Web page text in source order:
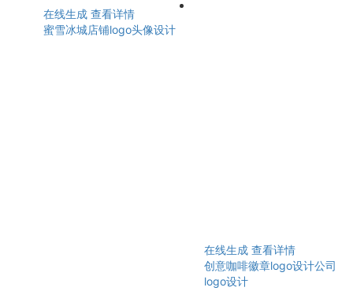
在线生成 查看详情
蜜雪冰城店铺logo头像设计
在线生成 查看详情
创意咖啡徽章logo设计公司
logo设计